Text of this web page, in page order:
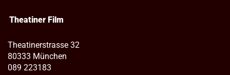
Theatiner Film
Theatinerstrasse 32
80333 München
089 223183